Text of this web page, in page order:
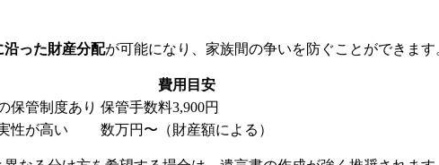
沿った財産分配が可能になり、家族間の争いを防ぐことができます
費用目安
保管制度あり 保管手数料3,900円
性が高い 数万円〜（財産額による）